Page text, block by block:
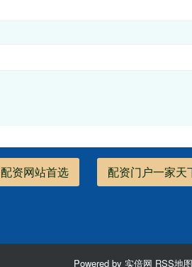
配资网站首选 配资门户一家天
Powered by 实倍网 RSS地图